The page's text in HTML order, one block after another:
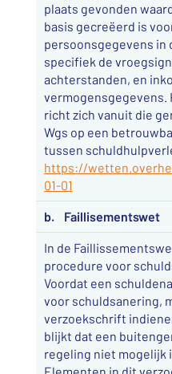
plaats gevonden
basis gecreëerd is
persoonsgegevens in
specifiek de
achterstanden, en
vermogensgegevens.
richt zich vanuit die
Wgs op een
tussen
https://
01-01
b. Faillisementswet
In de
procedure voor
Voordat een
voor schuldsanering,
verzoekschrift
blijkt dat een
regeling niet mogelijk